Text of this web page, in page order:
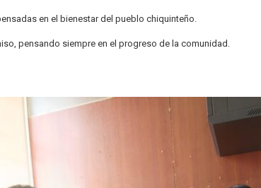
en el bienestar del pueblo chiquinteño.
pensando siempre en el progreso de la comunidad.